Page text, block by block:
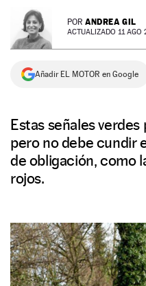
NEWSLETTER POR ANDREA GIL
ACTUALIZADO 11 AGO
Añadir EL MOTOR en Google
Estas señales
pero no debe cundir
de obligación, como
rojos.